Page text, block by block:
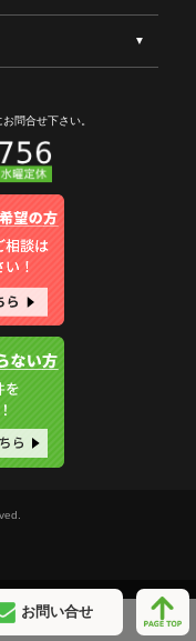
問合せ下さい。
お問い合せ